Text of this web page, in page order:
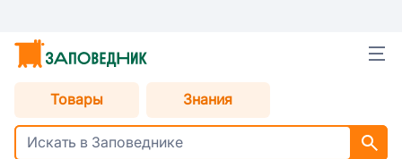
Товары Знания